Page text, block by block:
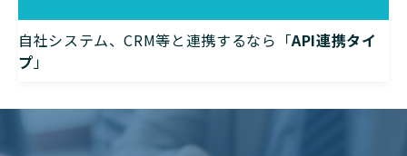
自社システム、CRM等と連携するなら「API連携タイ
プ」